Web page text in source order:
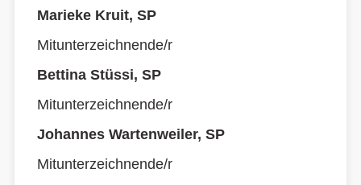
Marieke Kruit, SP
Mitunterzeichnende/r
Bettina Stüssi, SP
Mitunterzeichnende/r
Johannes Wartenweiler, SP
Mitunterzeichnende/r